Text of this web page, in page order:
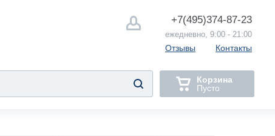
+7(495)374-87-23
ежедневно, 9:00 - 21:00
Отзывы Контакты
Корзина
Пусто